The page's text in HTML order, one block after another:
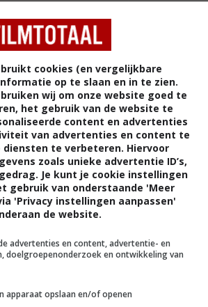
(2010) Lottery Ticket
cookies (en vergelijkbare
op te slaan en in te zien.
wij om onze website goed te
het gebruik van de website te
content en advertenties
van advertenties en content te
diensten te verbeteren. Hiervoor
zoals unieke advertentie ID’s,
Je kunt je cookie instellingen
gebruik van onderstaande 'Meer
'Privacy instellingen aanpassen'
de website.
advertenties en content, advertentie- en
doelgroepenonderzoek en ontwikkeling van
apparaat opslaan en/of openen